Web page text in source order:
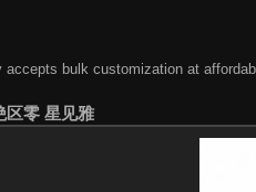
accepts bulk customization at
区零 星见雅